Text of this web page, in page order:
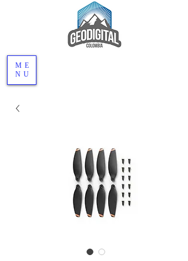
ME
NU